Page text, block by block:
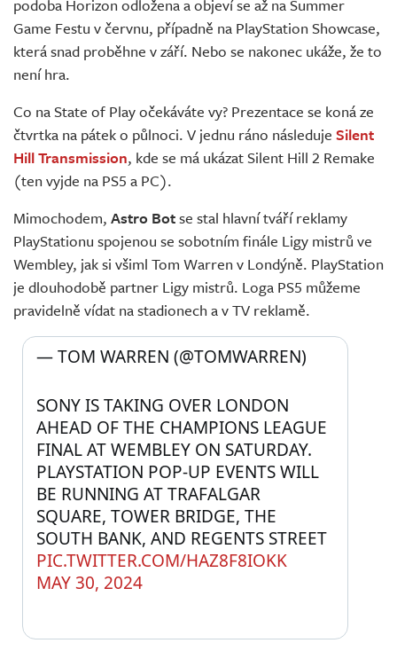
podoba Horizon odložena a objeví se až na Summer
Game Festu v červnu, případně na PlayStation Showcase,
která snad proběhne v září. Nebo se nakonec ukáže, že to
není hra.
Co na State of Play očekáváte vy? Prezentace se koná ze
čtvrtka na pátek o půlnoci. V jednu ráno následuje Silent
Hill Transmission, kde se má ukázat Silent Hill 2 Remake
(ten vyjde na PS5 a PC).
Mimochodem, Astro Botse stal hlavní tváří reklamy
PlayStationu spojenou se sobotním finále Ligy mistrů ve
Wembley, jak si všiml Tom Warren v Londýně. PlayStation
je dlouhodobě partner Ligy mistrů. Loga PS5 můžeme
pravidelně vídat na stadionech a v TV reklamě.
SONY IS TAKING OVER LONDON
AHEAD OF THE CHAMPIONS LEAGUE
FINAL AT WEMBLEY ON SATURDAY.
PLAYSTATION POP-UP EVENTS WILL
BE RUNNING AT TRAFALGAR
SQUARE, TOWER BRIDGE, THE
PIC.TWITTER.COM/HAZ8F8IOKK
— TOM WARREN (@TOMWARREN)
MAY 30, 2024